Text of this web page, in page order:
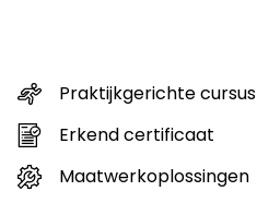
Praktijkgerichte cursus
Erkend certificaat
Maatwerkoplossingen